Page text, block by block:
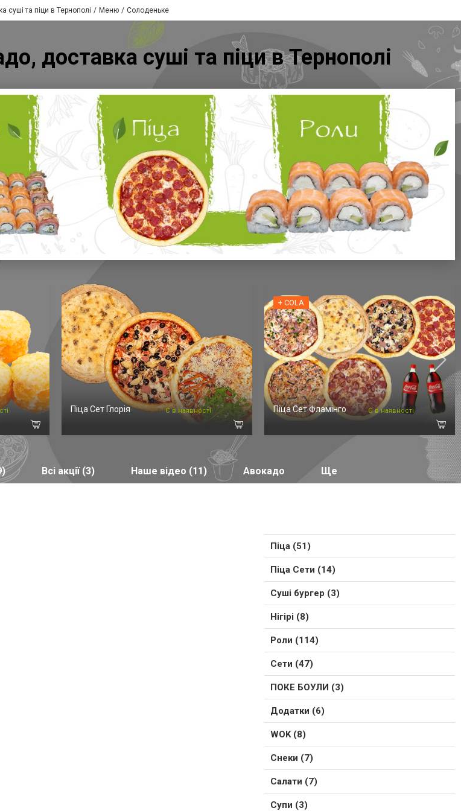
суші та піци в Тернополі Меню Солоденьке
доставка суші та піци в Тернополі
Піца Сет Глорія Є в наявності
+ COLA
Піца Сет Фламінго Є в наявності
Всі акції (3) Наше відео (11) Авокадо Ще
Піца (51)
Піца Сети (14)
Суші бургер (3)
Нігірі (8)
Роли (114)
Сети (47)
ПОКЕ БОУЛИ (3)
Додатки (6)
WOK (8)
Снеки (7)
Салати (7)
Супи (3)